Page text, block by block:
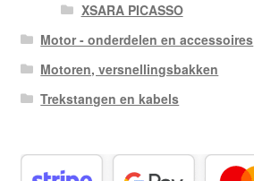
XSARA PICASSO
Motor - onderdelen en accessoires
Motoren, versnellingsbakken
Trekstangen en kabels